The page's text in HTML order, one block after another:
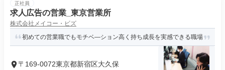
正社員
求人広告の営業_東京営業所
株式会社メイコー・ビズ
初めての営業職でもモチベ―ション高く持ち成長を実感できる職場
〒169-0072東京都新宿区大久保